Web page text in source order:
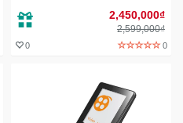
2,450,000₫
2,599,000₫
0 0